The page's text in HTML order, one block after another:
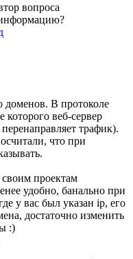
вопроса
доменов. В протоколе
которого веб-сервер
трафик).
что при
проектам
удобно, банально при
у вас был указан ip, его
достаточно изменить
:)